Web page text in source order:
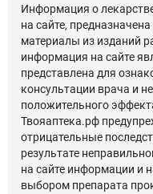
Информация о
на сайте,
материалы из изданий
информация на сайте
представлена для
консультации врача и
положительного
Твояаптека.рф
отрицательные
результате
на сайте информации и
выбором препарата